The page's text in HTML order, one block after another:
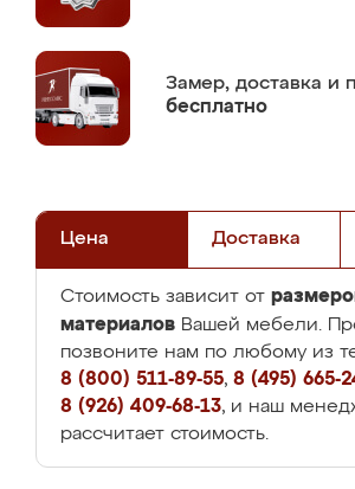
Замер, доставка и
бесплатно
Цена Доставка
Стоимость зависит от
материалов Вашей мебели.
позвоните нам по любому из
8 (800) 511-89-55, 8 (495) 665-
8 (926) 409-68-13, и наш
рассчитает стоимость.